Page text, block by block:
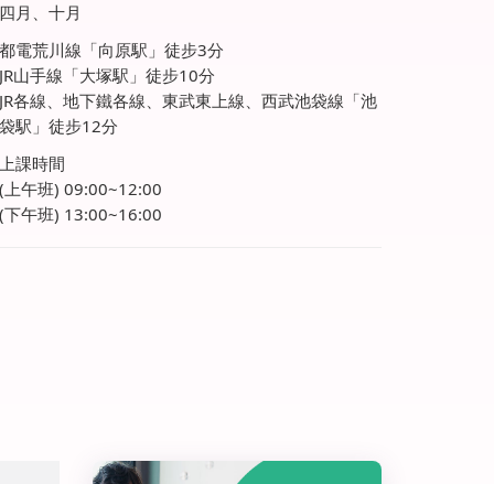
四月、十月
都電荒川線「向原駅」徒步3分
JR山手線「大塚駅」徒步10分
JR各線、地下鐵各線、東武東上線、西武池袋線「池
袋駅」徒步12分
上課時間
(上午班) 09:00~12:00
(下午班) 13:00~16:00